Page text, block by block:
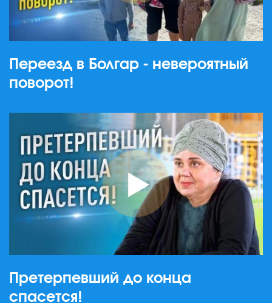
Переезд в Болгар - невероятный
поворот!
Претерпевший до конца
спасется!